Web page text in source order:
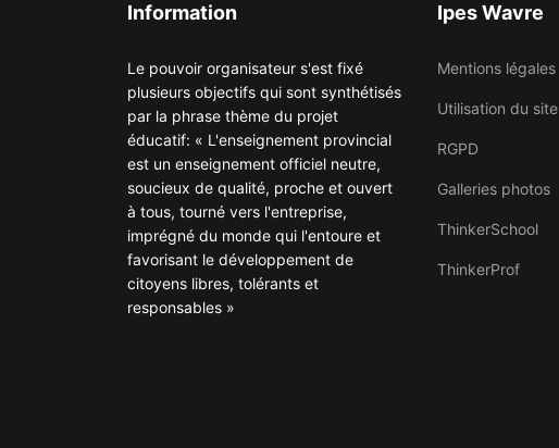
Information
Le pouvoir organisateur s'est fixé
plusieurs objectifs qui sont synthétisés
par la phrase thème du projet
éducatif: « L'enseignement provincial
est un enseignement officiel neutre,
soucieux de qualité, proche et ouvert
à tous, tourné vers l'entreprise,
imprégné du monde qui l'entoure et
favorisant le développement de
citoyens libres, tolérants et
responsables »
Ipes Wavre
Mentions légales
Utilisation du site
RGPD
Galleries photos
ThinkerSchool
ThinkerProf